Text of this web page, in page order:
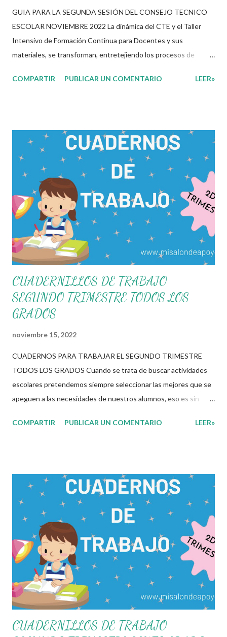
GUIA PARA LA SEGUNDA SESIÓN DEL CONSEJO TECNICO
ESCOLAR NOVIEMBRE 2022 La dinámica del CTE y el Taller
Intensivo de Formación Continua para Docentes y sus
materiales, se transforman, entretejiendo los procesos de
transitando de una guía de trabajo a un documento orientador,
que el colectivo docente tome decisiones sobre su
organización, la gestión del tiempo acorde a las necesidades de
la escuela y las acciones que decidan emprender para apropiarse
y resignificar el Plan de Estudio dentro y fuera de este espacio.
En esta Primera Sesión Ordinaria se les invita a que reflexionen
y acuerden posibles acciones a realizar colaborativamente en la
escuela y con la comunidad, a fin de atender las problemáticas
identificadas. Compañeros docen...
COMPARTIR PUBLICAR UN COMENTARIO LEER»
CUADERNILLOS DE TRABAJO
SEGUNDO TRIMESTRE TODOS LOS
GRADOS
noviembre 15, 2022
CUADERNOS PARA TRABAJAR EL SEGUNDO TRIMESTRE
TODOS LOS GRADOS Cuando se trata de buscar actividades
escolares pretendemos siempre seleccionar las mejores que se
apeguen a las necesidades de nuestros alumnos, eso es sin
tiene que pasar para poder brindar una educación de calidad. Los
por eso que en esta ocasión les compartimos los siguientes
cuadernos para trabajar el segundo trimestre de este presente
ciclo escolar, dicho archivo cuenta con diferentes actividades
específicamente diseñadas para atender y lograr los
aprendizajes esperados de cada tema de las diferentes
asignaturas del grado correspondiente. Si bien estos materiales
solo son una opción mas a las diferentes estrategias y
herramientas que cada docente cuenta, recordemos que
ustedes...
COMPARTIR PUBLICAR UN COMENTARIO LEER»
CUADERNILLOS DE TRABAJO